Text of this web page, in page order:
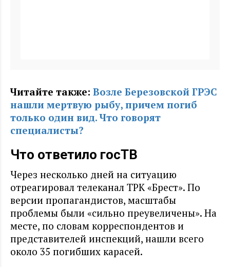
Читайте также: Возле Березовской ГРЭС
нашли мертвую рыбу, причем погиб
только один вид. Что говорят
специалисты?
Что ответило госТВ
Через несколько дней на ситуацию
отреагировал телеканал ТРК «Брест». По
версии пропагандистов, масштабы
проблемы были «сильно преувеличены». На
месте, по словам корреспондентов и
представителей инспекций, нашли всего
около 35 погибших карасей.